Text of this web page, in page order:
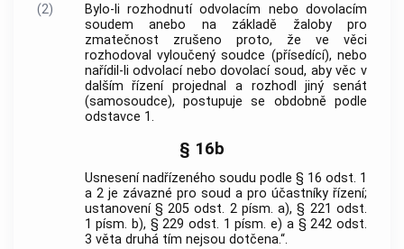
(2)
Bylo-li rozhodnutí odvolacím nebo dovolacím
soudem anebo na základě žaloby pro
zmatečnost zrušeno proto, že ve věci
rozhodoval vyloučený soudce (přísedící), nebo
nařídil-li odvolací nebo dovolací soud, aby věc v
dalším řízení projednal a rozhodl jiný senát
(samosoudce), postupuje se obdobně podle
odstavce 1.
§ 16b
Usnesení nadřízeného soudu podle § 16 odst. 1
a 2 je závazné pro soud a pro účastníky řízení;
ustanovení § 205 odst. 2 písm. a), § 221 odst.
1 písm. b), § 229 odst. 1 písm. e) a § 242 odst.
3 věta druhá tím nejsou dotčena.“.